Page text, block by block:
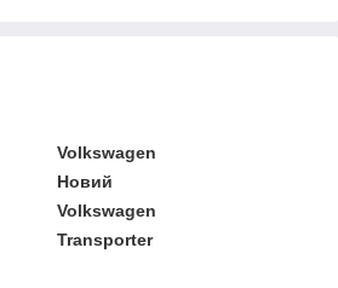
Volkswagen
Новий
Volkswagen
Transporter